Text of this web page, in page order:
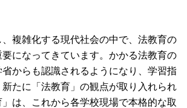
複雑化する現代社会の中で、法教育の
になってきています。かかる法教育の
からも認識されるようになり、学習指
たに「法教育」の観点が取り入れられ
は、これから各学校現場で本格的な取